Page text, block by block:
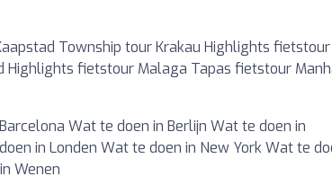
Township tour Krakau Highlights fietstour
Highlights fietstour Malaga Tapas fietstour
Wat te doen in Berlijn Wat te doen in
in Londen Wat te doen in New York Wat te
Wenen